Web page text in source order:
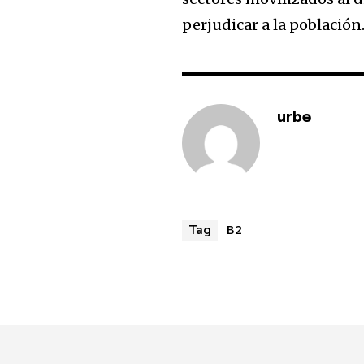
perjudicar a la
urbe
Tag B2